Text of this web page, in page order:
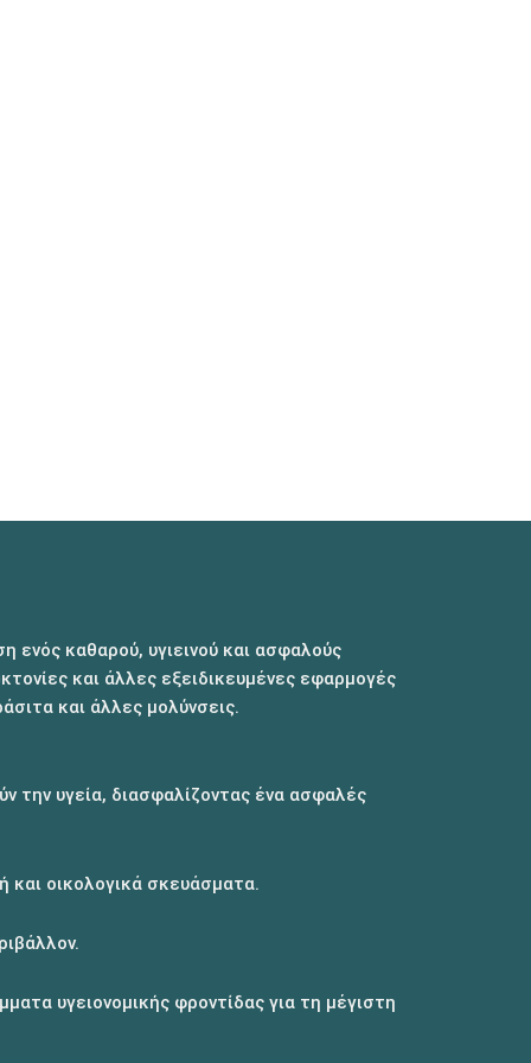
καθαρού, υγιεινού και ασφαλούς
και άλλες εξειδικευμένες εφαρμογές
και άλλες μολύνσεις.
την υγεία, διασφαλίζοντας ένα ασφαλές
και οικολογικά σκευάσματα.
υγειονομικής φροντίδας για τη μέγιστη